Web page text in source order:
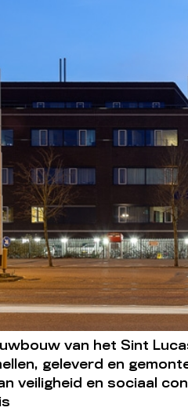
van het Sint
geleverd en
veiligheid en sociaal